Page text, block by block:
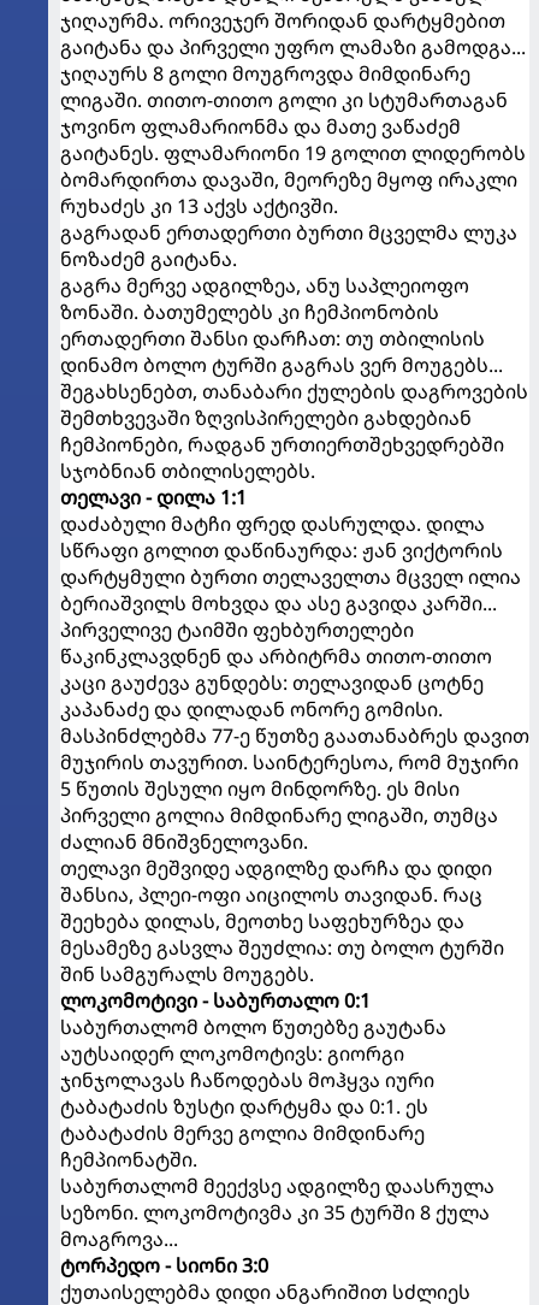
ჯიღაურმა. ორივეჯერ შორიდან დარტყმებით
გაიტანა და პირველი უფრო ლამაზი გამოდგა...
ჯიღაურს 8 გოლი მოუგროვდა მიმდინარე
ლიგაში. თითო-თითო გოლი კი სტუმართაგან
ჯოვინო ფლამარიონმა და მათე ვაწაძემ
გაიტანეს. ფლამარიონი 19 გოლით ლიდერობს
ბომარდირთა დავაში, მეორეზე მყოფ ირაკლი
რუხაძეს კი 13 აქვს აქტივში.
გაგრადან ერთადერთი ბურთი მცველმა ლუკა
ნოზაძემ გაიტანა.
გაგრა მერვე ადგილზეა, ანუ საპლეიოფო
ზონაში. ბათუმელებს კი ჩემპიონობის
ერთადერთი შანსი დარჩათ: თუ თბილისის
დინამო ბოლო ტურში გაგრას ვერ მოუგებს...
შეგახსენებთ, თანაბარი ქულების დაგროვების
შემთხვევაში ზღვისპირელები გახდებიან
ჩემპიონები, რადგან ურთიერთშეხვედრებში
სჯობნიან თბილისელებს.
თელავი - დილა 1:1
დაძაბული მატჩი ფრედ დასრულდა. დილა
სწრაფი გოლით დაწინაურდა: ჟან ვიქტორის
დარტყმული ბურთი თელაველთა მცველ ილია
ბერიაშვილს მოხვდა და ასე გავიდა კარში...
პირველივე ტაიმში ფეხბურთელები
წაკინკლავდნენ და არბიტრმა თითო-თითო
კაცი გაუძევა გუნდებს: თელავიდან ცოტნე
კაპანაძე და დილადან ონორე გომისი.
მასპინძლებმა 77-ე წუთზე გაათანაბრეს დავით
მუჯირის თავურით. საინტერესოა, რომ მუჯირი
5 წუთის შესული იყო მინდორზე. ეს მისი
პირველი გოლია მიმდინარე ლიგაში, თუმცა
ძალიან მნიშვნელოვანი.
თელავი მეშვიდე ადგილზე დარჩა და დიდი
შანსია, პლეი-ოფი აიცილოს თავიდან. რაც
შეეხება დილას, მეოთხე საფეხურზეა და
მესამეზე გასვლა შეუძლია: თუ ბოლო ტურში
შინ სამგურალს მოუგებს.
ლოკომოტივი - საბურთალო 0:1
საბურთალომ ბოლო წუთებზე გაუტანა
აუტსაიდერ ლოკომოტივს: გიორგი
ჯინჯოლავას ჩაწოდებას მოჰყვა იური
ტაბატაძის ზუსტი დარტყმა და 0:1. ეს
ტაბატაძის მერვე გოლია მიმდინარე
ჩემპიონატში.
საბურთალომ მეექვსე ადგილზე დაასრულა
სეზონი. ლოკომოტივმა კი 35 ტურში 8 ქულა
მოაგროვა...
ტორპედო - სიონი 3:0
ქუთაისელებმა დიდი ანგარიშით სძლიეს